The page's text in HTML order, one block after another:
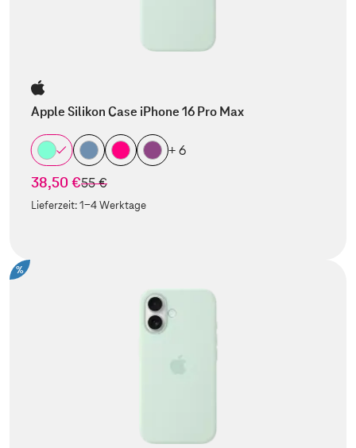
Apple Silikon Case iPhone 16 Pro Max
+ 6
38,50 €statt
55 €
Lieferzeit:1-4 Werktage
%